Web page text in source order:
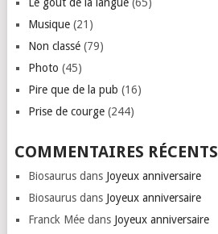
Musique(21)
Non classé(79)
Photo (45)
Pire que de la pub (16)
Prise de courge(244)
COMMENTAIRES RÉCENTS
Biosaurusdans Joyeux anniversaire
Biosaurusdans Joyeux anniversaire
Franck Méedans Joyeux anniversaire